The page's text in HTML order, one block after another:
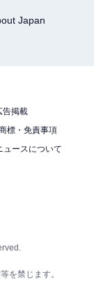
Japan
告掲載
標・免責事項
ュースについて
を禁じます。